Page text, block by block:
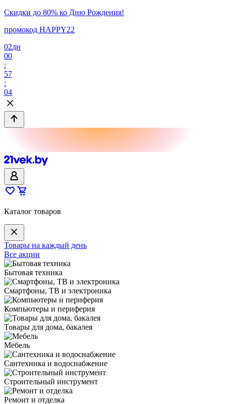
Скидки до 80% ко Дню Рождения!
промокод HAPPY22
02дн
00
:
57
:
04
Каталог товаров
Товары на каждый день
Все акции
Бытовая техника
Смартфоны, ТВ и электроника
Компьютеры и периферия
Товары для дома, бакалея
Мебель
Сантехника и водоснабжение
Строительный инструмент
Ремонт и отделка